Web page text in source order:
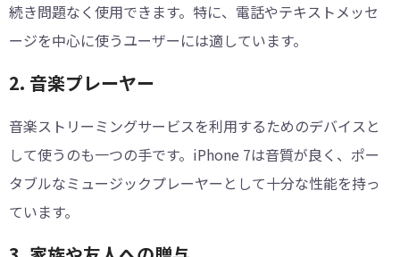
続き問題なく使用できます。特に、電話やテキストメッセ
ージを中心に使うユーザーには適しています。
2. 音楽プレーヤー
音楽ストリーミングサービスを利用するためのデバイスと
して使うのも一つの手です。iPhone 7は音質が良く、ポー
タブルなミュージックプレーヤーとして十分な性能を持っ
ています。